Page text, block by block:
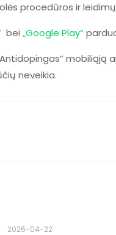
procedūros ir
bei„Google Play“
mobiliąją
neveikia.
2026-04-22